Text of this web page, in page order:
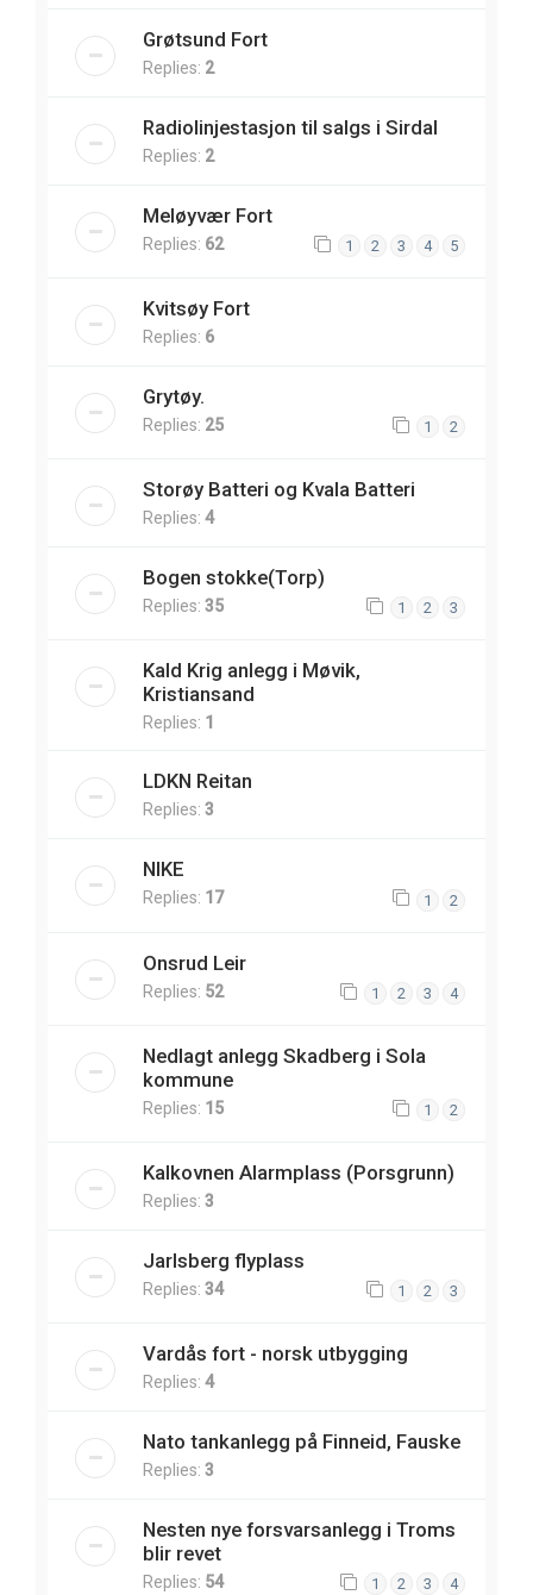
Grøtsund Fort
Replies: 2
Radiolinjestasjon til salgs i Sirdal
Replies: 2
Meløyvær Fort
Replies: 62 1 2 3 4 5
Kvitsøy Fort
Replies: 6
Grytøy.
Replies: 25 1 2
Storøy Batteri og Kvala Batteri
Replies: 4
Bogen stokke(Torp)
Replies: 35 1 2 3
Kald Krig anlegg i Møvik,
Kristiansand
Replies: 1
LDKN Reitan
Replies: 3
NIKE
Replies: 17 1 2
Onsrud Leir
Replies: 52 1 2 3 4
Nedlagt anlegg Skadberg i Sola
kommune
Replies: 15 1 2
Kalkovnen Alarmplass (Porsgrunn)
Replies: 3
Jarlsberg flyplass
Replies: 34 1 2 3
Vardås fort - norsk utbygging
Replies: 4
Nato tankanlegg på Finneid, Fauske
Replies: 3
Nesten nye forsvarsanlegg i Troms
blir revet
Replies: 54 1 2 3 4